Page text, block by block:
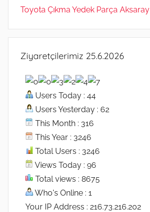
Toyota Çıkma Yedek Parça Aksaray
Ziyaretçilerimiz 25.6.2026
Users Today : 44
Users Yesterday : 62
This Month : 316
This Year : 3246
Total Users : 3246
Views Today : 96
Total views : 8675
Who's Online : 1
Your IP Address : 216.73.216.202